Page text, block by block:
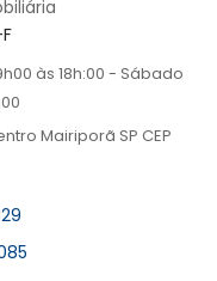
às 18h:00 - Sábado
Mairiporã SP CEP